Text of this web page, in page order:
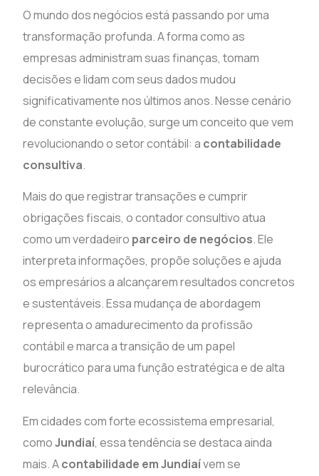
O mundo dos negócios está passando por uma
transformação profunda. A forma como as
empresas administram suas finanças, tomam
decisões e lidam com seus dados mudou
significativamente nos últimos anos. Nesse cenário
de constante evolução, surge um conceito que vem
revolucionando o setor contábil: a contabilidade
consultiva.
Mais do que registrar transações e cumprir
obrigações fiscais, o contador consultivo atua
como um verdadeiro parceiro de negócios. Ele
interpreta informações, propõe soluções e ajuda
os empresários a alcançarem resultados concretos
e sustentáveis. Essa mudança de abordagem
representa o amadurecimento da profissão
contábil e marca a transição de um papel
burocrático para uma função estratégica e de alta
relevância.
Em cidades com forte ecossistema empresarial,
comoJundiaí, essa tendência se destaca ainda
mais. Acontabilidade em Jundiaívem se